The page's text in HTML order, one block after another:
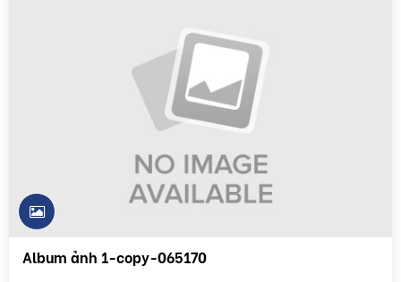
Album ảnh 1-copy-065170